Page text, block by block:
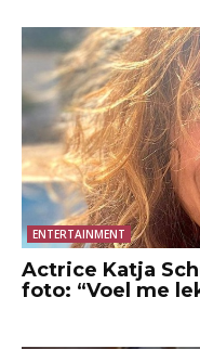
ENTERTAINMENT
Actrice Katja
foto: “Voel me